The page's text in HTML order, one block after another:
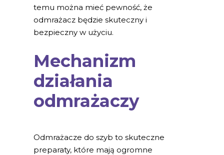
temu można mieć pewność, że
odmrażacz będzie skuteczny i
bezpieczny w użyciu.
Mechanizm
działania
odmrażaczy
Odmrażacze do szyb to skuteczne
preparaty, które mają ogromne